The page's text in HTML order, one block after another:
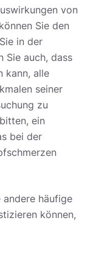
von
Sie den
in der
Sie auch, dass
kann, alle
seiner
zu
ein
bei der
andere häufige
können,